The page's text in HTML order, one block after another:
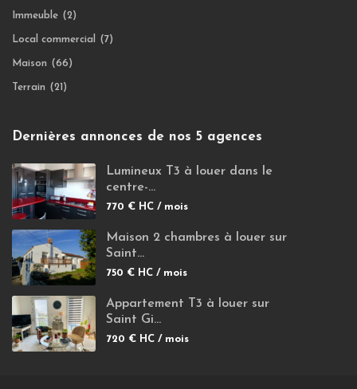
Immeuble (2)
Local commercial (7)
Maison (66)
Terrain (21)
Dernières annonces de nos 5 agences
Lumineux T3 à louer dans le
centre-...
770 € HC / mois
Maison 2 chambres à louer sur
Saint...
750 € HC / mois
Appartement T3 à louer sur
Saint Gi...
720 € HC / mois